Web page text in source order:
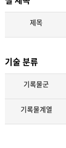
제목
기술 분류
기록물군
기록물계열